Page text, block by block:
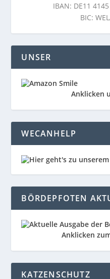
IBAN: DE11
BIC:
UNSER
Anklicken
WECANHELP
BÖRDEPFOTEN
Anklicken
KATZENSCHUTZ